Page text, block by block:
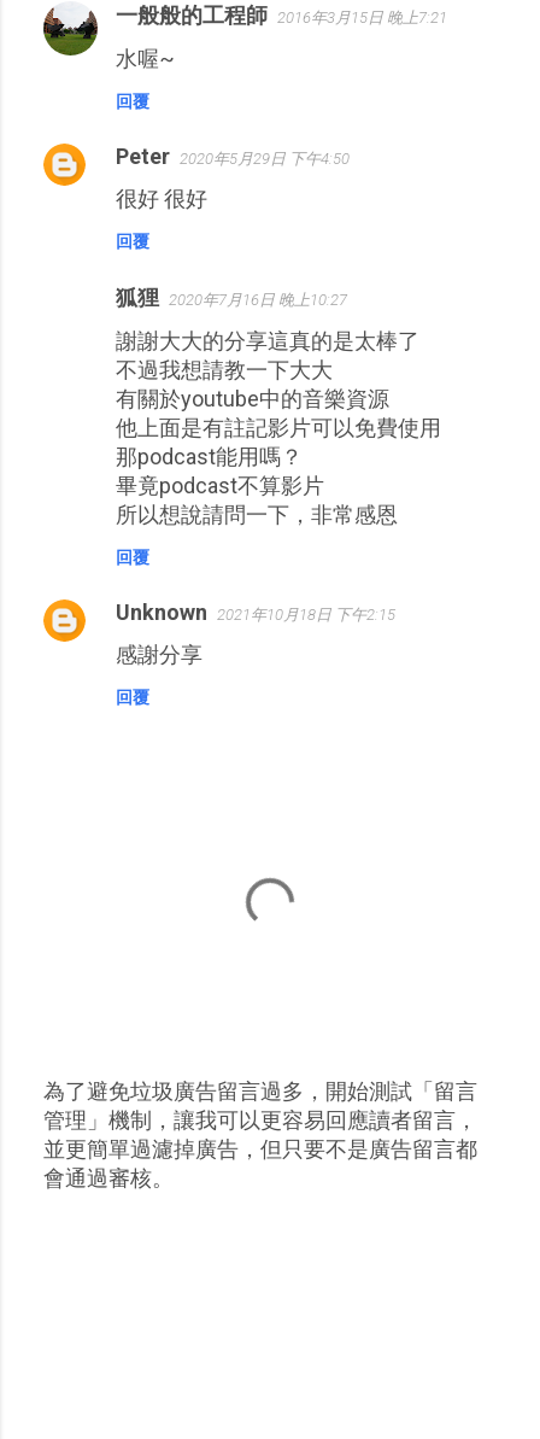
一般般的工程師 2016年3月15日 晚上7:21
水喔~
回覆
Peter 2020年5月29日 下午4:50
很好 很好
回覆
狐狸 2020年7月16日 晚上10:27
謝謝大大的分享這真的是太棒了
不過我想請教一下大大
有關於youtube中的音樂資源
他上面是有註記影片可以免費使用
那podcast能用嗎？
畢竟podcast不算影片
所以想說請問一下，非常感恩
回覆
Unknown 2021年10月18日 下午2:15
感謝分享
回覆
張
貼
留
為了避免垃圾廣告留言過多，開始測試「留言
管理」機制，讓我可以更容易回應讀者留言，
並更簡單過濾掉廣告，但只要不是廣告留言都
會通過審核。